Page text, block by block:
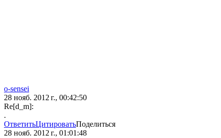
o-sensei
28 нояб. 2012 г., 00:42:50
Re[d_m]:
.
ОтветитьЦитироватьПоделиться
28 нояб. 2012 г., 01:01:48